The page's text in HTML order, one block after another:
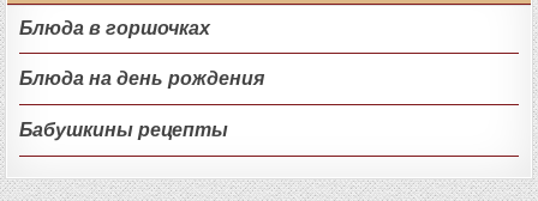
Блюда в горшочках
Блюда на день рождения
Бабушкины рецепты